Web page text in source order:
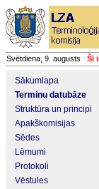
Svētdiena, 9. augusts Šī
Sākumlapa
Terminu datubāze
Struktūra un principi
Apakškomisijas
Sēdes
Lēmumi
Protokoli
Vēstules